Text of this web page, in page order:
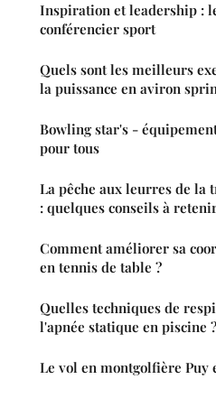
Inspiration et leadership :
conférencier sport
Quels sont les meilleurs
la puissance en aviron
Bowling star's -
pour tous
La pêche aux leurres de la
: quelques conseils à
Comment améliorer sa
en tennis de table ?
Quelles techniques de
l'apnée statique en piscine ?
Le vol en montgolfière Puy